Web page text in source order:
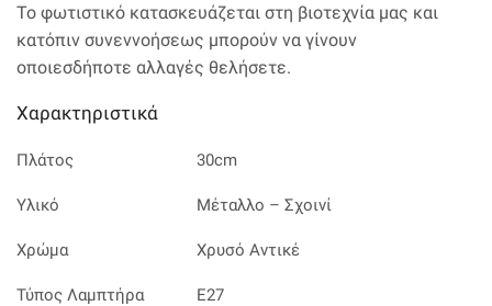
Το φωτιστικό κατασκευάζεται στη βιοτεχνία μας και
κατόπιν συνεννοήσεως μπορούν να γίνουν
οποιεσδήποτε αλλαγές θελήσετε.
Χαρακτηριστικά
Πλάτος 30cm
Υλικό Μέταλλο – Σχοινί
Χρώμα Χρυσό Αντικέ
Τύπος Λαμπτήρα Ε27